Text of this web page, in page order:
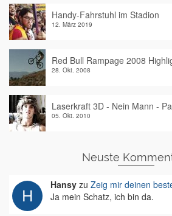
Handy-Fahrstuhl im Stadion
12. März 2019
Red Bull Rampage 2008
28. Okt. 2008
Laserkraft 3D - Nein Mann -
05. Okt. 2010
Neuste
Hansy zu Zeig mir deinen
Ja mein Schatz, ich bin da.